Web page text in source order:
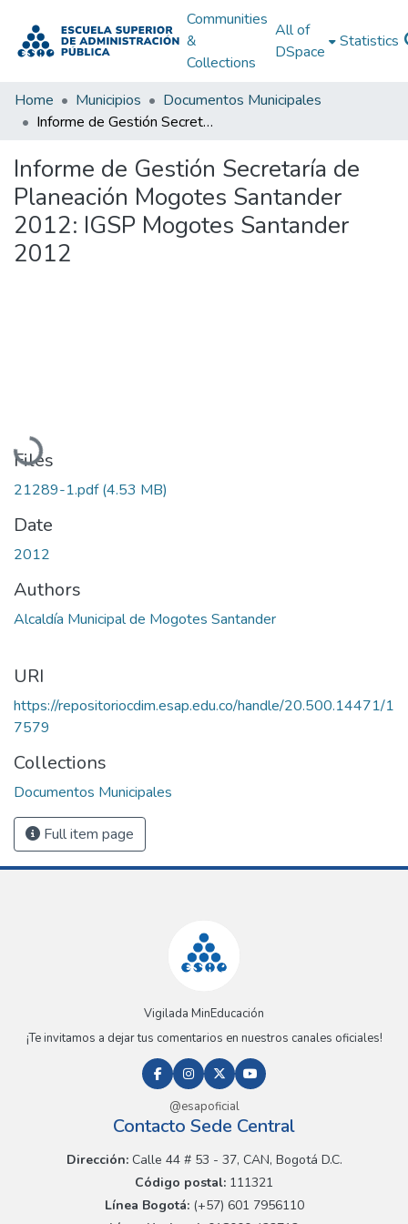
Communities
&
Collections
All of
DSpace
Statistics
Home Municipios
Documentos Municipales
Informe de Gestión Secretaría de Planeación Mogotes Santander 2012: IGSP Mogotes Santander 2012
Informe de Gestión Secretaría de
Planeación Mogotes Santander
2012: IGSP Mogotes Santander
2012
Loading...
Files
21289-1.pdf(4.53 MB)
Date
2012
Authors
Alcaldía Municipal de Mogotes Santander
URI
https://repositoriocdim.esap.edu.co/handle/20.500.14471/1
7579
Collections
Documentos Municipales
Full item page
Vigilada MinEducación
¡Te invitamos a dejar tus comentarios en nuestros canales oficiales!
@esapoficial
Contacto Sede Central
Dirección:Calle 44 # 53 - 37, CAN, Bogotá D.C.
Código postal: 111321
Línea Bogotá:(+57) 601 7956110